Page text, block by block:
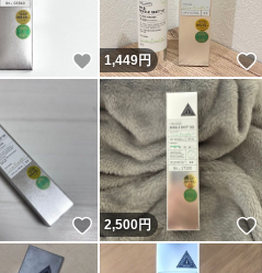
いいね！
1,449円
いいね！
2,500円